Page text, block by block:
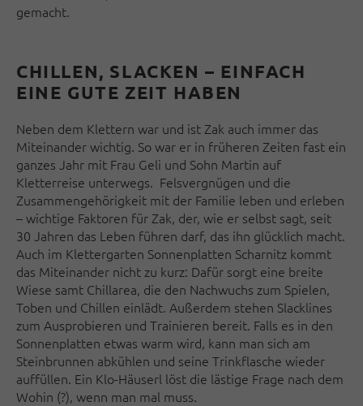
gemacht.
CHILLEN, SLACKEN – EINFACH
EINE GUTE ZEIT HABEN
Neben dem Klettern war und ist Zak auch immer das
Miteinander wichtig. So war er in früheren Zeiten fast ein
ganzes Jahr mit Frau Geli und Sohn Martin auf
Kletterreise unterwegs. Felsvergnügen und die
Zusammengehörigkeit mit der Familie leben und erleben
– wichtige Faktoren für Zak, der, wie er selbst sagt, seit
30 Jahren das Leben führen darf, das ihn glücklich macht.
Auch im Klettergarten Sonnenplatten Scharnitz kommt
das Miteinander nicht zu kurz: Dafür sorgt eine breite
Wiese samt Chillarea, die den Nachwuchs zum Spielen,
Toben und Chillen einlädt. Außerdem stehen Slacklines
zum Ausprobieren und Trainieren bereit. Falls es in den
Sonnenplatten etwas warm wird, kann man sich am
Steinbrunnen abkühlen und seine Trinkflasche wieder
auffüllen. Ein Klo-Häuserl löst die lästige Frage nach dem
Wohin (?), wenn man mal muss.